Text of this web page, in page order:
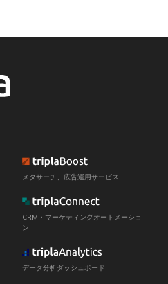
メタサーチ、広告運用サービス
CRM・マーケティングオートメーショ
ン
データ分析ダッシュボード